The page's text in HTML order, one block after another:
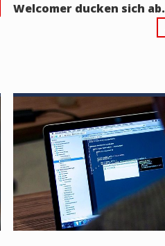
Welcomer ducken sich ab.